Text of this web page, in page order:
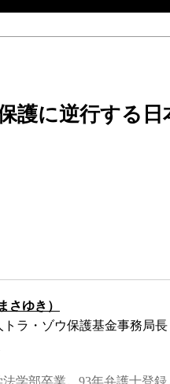
護に逆行する
さゆき）
ラ・ゾウ保護基金事務局長
学部卒業。93年弁護士登